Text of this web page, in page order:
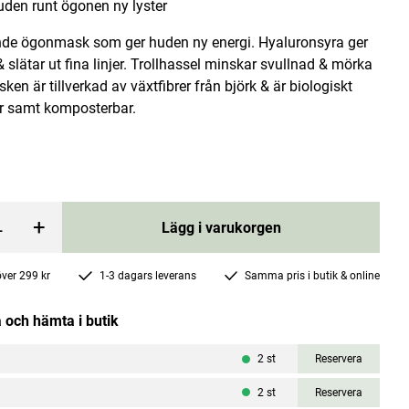
price:339 kr
Dafi
Current price :119 krPrevious price
229 kr
runt ögonen ny lyster
ögonmask som ger huden ny energi. Hyaluronsyra ger
slätar ut fina linjer. Trollhassel minskar svullnad & mörka
är tillverkad av växtfibrer från björk & är biologiskt
samt komposterbar.
+ Lägg i varukorgen
299 kr 1-3 dagars leverans Samma pris i butik & online
och hämta i butik
2 st Reservera
2 st Reservera